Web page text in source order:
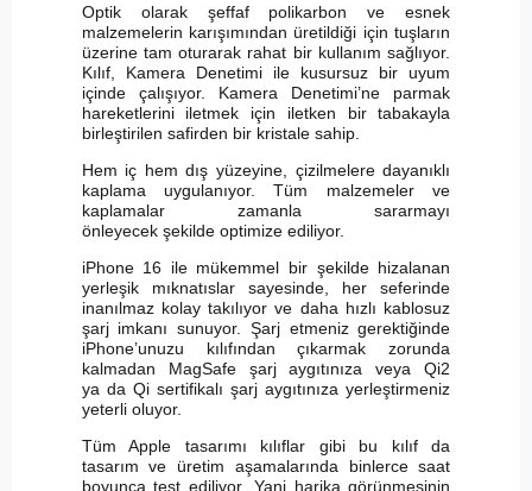
Optik olarak şeffaf polikarbon ve esnek
malzemelerin karışımından üretildiği için tuşların
üzerine tam oturarak rahat bir kullanım sağlıyor.
Kılıf, Kamera Denetimi ile kusursuz bir uyum
içinde çalışıyor. Kamera Denetimi’ne parmak
hareketlerini iletmek için iletken bir tabakayla
birleştirilen safirden bir kristale sahip.
Hem iç hem dış yüzeyine, çizilmelere dayanıklı
kaplama uygulanıyor. Tüm malzemeler ve
kaplamalar zamanla sararmayı
önleyecek şekilde optimize ediliyor.
iPhone 16 ile mükemmel bir şekilde hizalanan
yerleşik mıknatıslar sayesinde, her seferinde
inanılmaz kolay takılıyor ve daha hızlı kablosuz
şarj imkanı sunuyor. Şarj etmeniz gerektiğinde
iPhone’unuzu kılıfından çıkarmak zorunda
kalmadan MagSafe şarj aygıtınıza veya Qi2
ya da Qi sertifikalı şarj aygıtınıza yerleştirmeniz
yeterli oluyor.
Tüm Apple tasarımı kılıflar gibi bu kılıf da
tasarım ve üretim aşamalarında binlerce saat
boyunca test ediliyor. Yani harika görünmesinin